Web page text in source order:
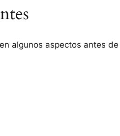
algunos aspectos antes de